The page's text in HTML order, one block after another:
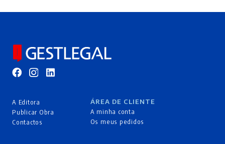
A Editora
Publicar Obra
Contactos
ÁREA DE CLIENTE
A minha conta
Os meus pedidos